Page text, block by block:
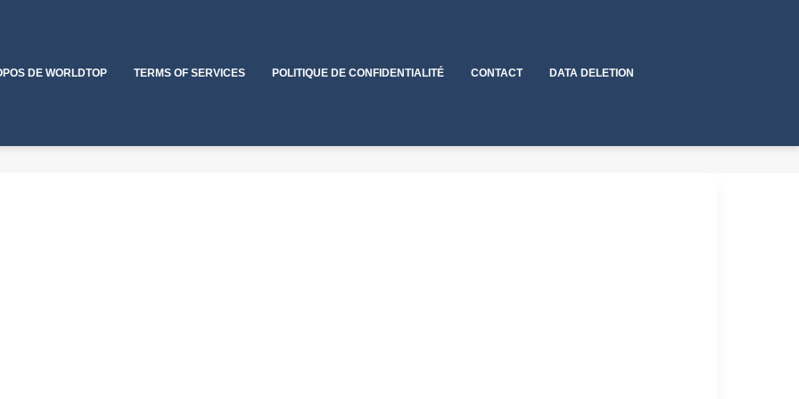
DE WORLDTOP TERMS OF SERVICES POLITIQUE DE CONFIDENTIALITÉ CONTACT DATA DELETION